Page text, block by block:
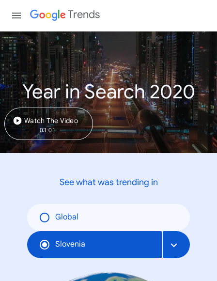
Trends
Year in Search 2020
Watch The Video
03:01
See what was trending in
Global
Slovenia